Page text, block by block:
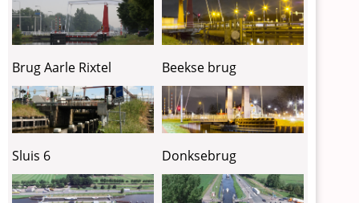
Brug Aarle Rixtel Beekse brug
Sluis 6 Donksebrug